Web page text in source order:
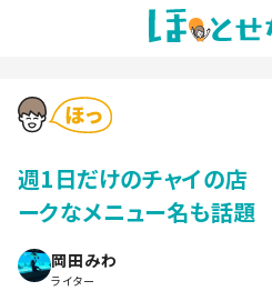
週1日だけのチャイの店
ークなメニュー名も話題
岡田みわ
ライター